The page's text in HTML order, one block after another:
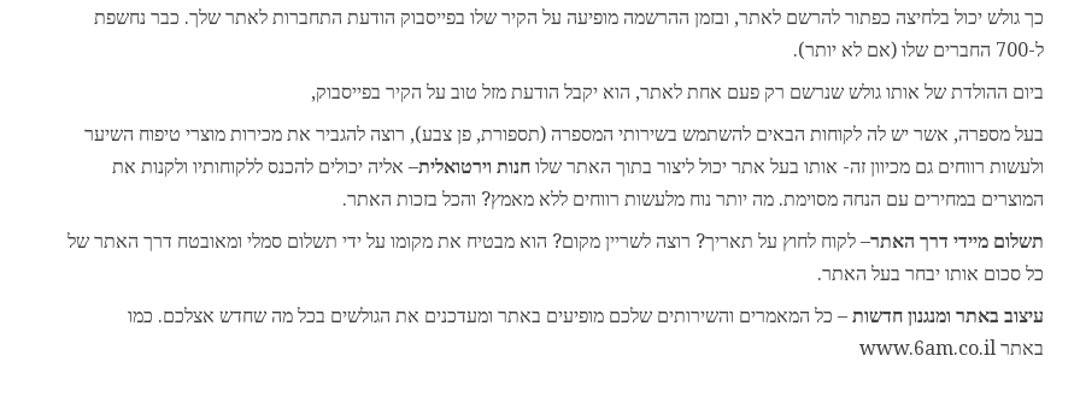
כך גולש יכול בלחיצה כפתור להרשם לאתר, ובזמן ההרשמה מופיעה על הקיר שלו בפייסבוק הודעת התחברות לאתר שלך. כבר נחשפת
ל-700 החברים שלו (אם לא יותר).
ביום ההולדת של אותו גולש שנרשם רק פעם אחת לאתר, הוא יקבל הודעת מזל טוב על הקיר בפייסבוק,
בעל מספרה, אשר יש לה לקוחות הבאים להשתמש בשירותי המספרה (תספורת, פן צבע), רוצה להגביר את מכירות מוצרי טיפוח השיער
ולעשות רווחים גם מכיוון זה- אותו בעל אתר יכול ליצור בתוך האתר שלוחנות וירטואלית– אליה יכולים להכנס ללקוחותיו ולקנות את
המוצרים במחירים עם הנחה מסוימת. מה יותר נוח מלעשות רווחים ללא מאמץ? והכל בזכות האתר.
תשלום מיידי דרך האתר– לקוח לחוץ על תאריך? רוצה לשריין מקום? הוא מבטיח את מקומו על ידי תשלום סמלי ומאובטח דרך האתר של
כל סכום אותו יבחר בעל האתר.
עיצוב באתר ומנגנון חדשות – כל המאמרים והשירותים שלכם מופיעים באתר ומעדכנים את הגולשים בכל מה שחדש אצלכם. כמו
באתר www.6am.co.il